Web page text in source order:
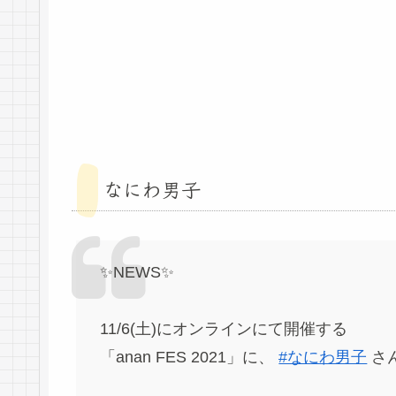
なにわ男子
✨NEWS✨
11/6(土)にオンラインにて開催する
「anan FES 2021」に、#なにわ男子 さ